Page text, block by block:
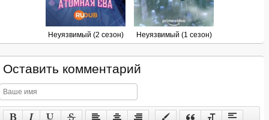
Неуязвимый (2 сезон) Неуязвимый (1 сезон)
Оставить комментарий